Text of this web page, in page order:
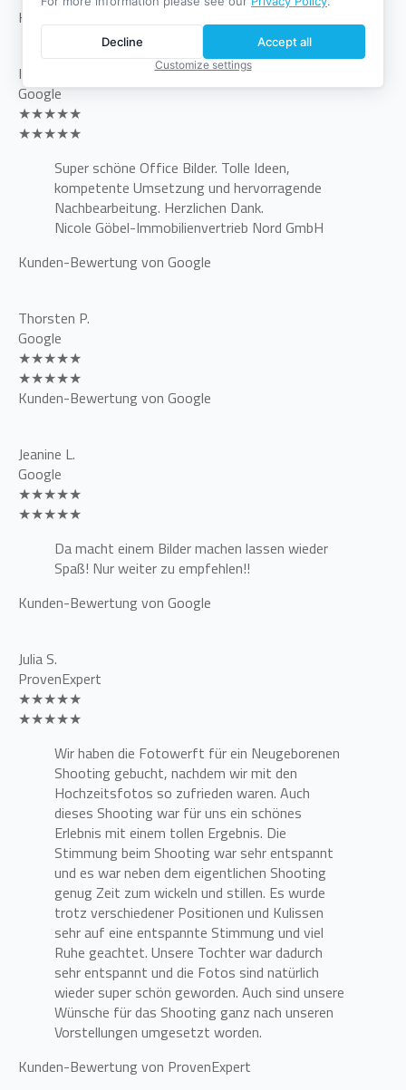
Kunden-Bewertung von Google
Immobilienvertrieb Nord GmbH
Google
★★★★★
★★★★★
Super schöne Office Bilder. Tolle Ideen,
kompetente Umsetzung und hervorragende
Nachbearbeitung. Herzlichen Dank.
Nicole Göbel-Immobilienvertrieb Nord GmbH
Kunden-Bewertung von Google
Thorsten P.
Google
★★★★★
★★★★★
Kunden-Bewertung von Google
Jeanine L.
Google
★★★★★
★★★★★
Da macht einem Bilder machen lassen wieder
Spaß! Nur weiter zu empfehlen!!
Kunden-Bewertung von Google
Julia S.
ProvenExpert
★★★★★
★★★★★
Wir haben die Fotowerft für ein Neugeborenen
Shooting gebucht, nachdem wir mit den
Hochzeitsfotos so zufrieden waren. Auch
dieses Shooting war für uns ein schönes
Erlebnis mit einem tollen Ergebnis. Die
Stimmung beim Shooting war sehr entspannt
und es war neben dem eigentlichen Shooting
genug Zeit zum wickeln und stillen. Es wurde
trotz verschiedener Positionen und Kulissen
sehr auf eine entspannte Stimmung und viel
Ruhe geachtet. Unsere Tochter war dadurch
sehr entspannt und die Fotos sind natürlich
wieder super schön geworden. Auch sind unsere
Wünsche für das Shooting ganz nach unseren
Vorstellungen umgesetzt worden.
Kunden-Bewertung von ProvenExpert
Accept all
Decline
Customize settings